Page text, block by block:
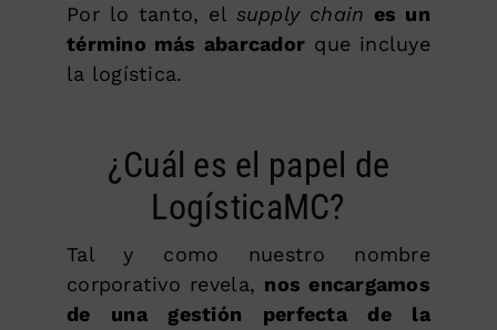
Por lo tanto, el supply chain es un
término más abarcador que incluye
la logística.
¿Cuál es el papel de
LogísticaMC?
Tal y como nuestro nombre
corporativo revela, nos encargamos
de una gestión perfecta de la